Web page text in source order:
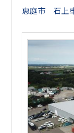
恵庭市 石上